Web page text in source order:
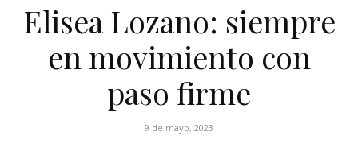
Elisea Lozano: siempre
en movimiento con
paso firme
9 de mayo, 2023